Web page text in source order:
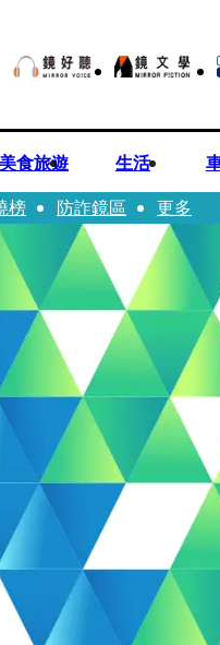
美食旅遊 生活
榜 防詐鏡區 更多